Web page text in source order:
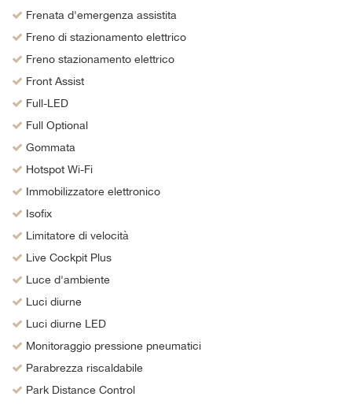
Frenata d'emergenza assistita
Freno di stazionamento elettrico
Freno stazionamento elettrico
Front Assist
Full-LED
Full Optional
Gommata
Hotspot Wi-Fi
Immobilizzatore elettronico
Isofix
Limitatore di velocità
Live Cockpit Plus
Luce d'ambiente
Luci diurne
Luci diurne LED
Monitoraggio pressione pneumatici
Parabrezza riscaldabile
Park Distance Control